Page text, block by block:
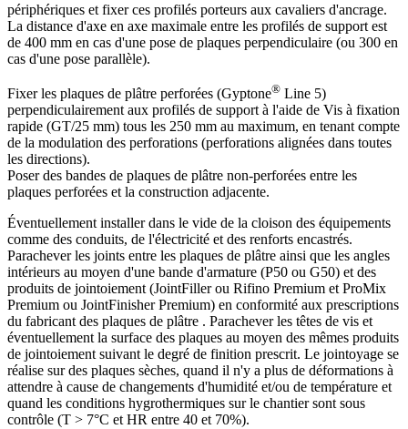
périphériques et fixer ces profilés porteurs aux cavaliers d'ancrage.
La distance d'axe en axe maximale entre les profilés de support est
de 400 mm en cas d'une pose de plaques perpendiculaire (ou 300 en
cas d'une pose parallèle).
Fixer les plaques de plâtre perforées (Gyptone® Line 5)
perpendiculairement aux profilés de support à l'aide de Vis à fixation
rapide (GT/25 mm) tous les 250 mm au maximum, en tenant compte
de la modulation des perforations (perforations alignées dans toutes
les directions).
Poser des bandes de plaques de plâtre non-perforées entre les
plaques perforées et la construction adjacente.
Éventuellement installer dans le vide de la cloison des équipements
comme des conduits, de l'électricité et des renforts encastrés.
Parachever les joints entre les plaques de plâtre ainsi que les angles
intérieurs au moyen d'une bande d'armature (P50 ou G50) et des
produits de jointoiement (JointFiller ou Rifino Premium et ProMix
Premium ou JointFinisher Premium) en conformité aux prescriptions
du fabricant des plaques de plâtre . Parachever les têtes de vis et
éventuellement la surface des plaques au moyen des mêmes produits
de jointoiement suivant le degré de finition prescrit. Le jointoyage se
réalise sur des plaques sèches, quand il n'y a plus de déformations à
attendre à cause de changements d'humidité et/ou de température et
quand les conditions hygrothermiques sur le chantier sont sous
contrôle (T > 7°C et HR entre 40 et 70%).